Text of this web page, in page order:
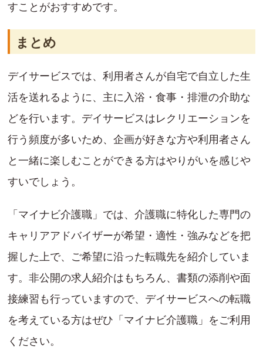
すことがおすすめです。
まとめ
デイサービスでは、利用者さんが自宅で自立した生
活を送れるように、主に入浴・食事・排泄の介助な
どを行います。デイサービスはレクリエーションを
行う頻度が多いため、企画が好きな方や利用者さん
と一緒に楽しむことができる方はやりがいを感じや
すいでしょう。
「マイナビ介護職」では、介護職に特化した専門の
キャリアアドバイザーが希望・適性・強みなどを把
握した上で、ご希望に沿った転職先を紹介していま
す。非公開の求人紹介はもちろん、書類の添削や面
接練習も行っていますので、デイサービスへの転職
を考えている方はぜひ「マイナビ介護職」をご利用
ください。